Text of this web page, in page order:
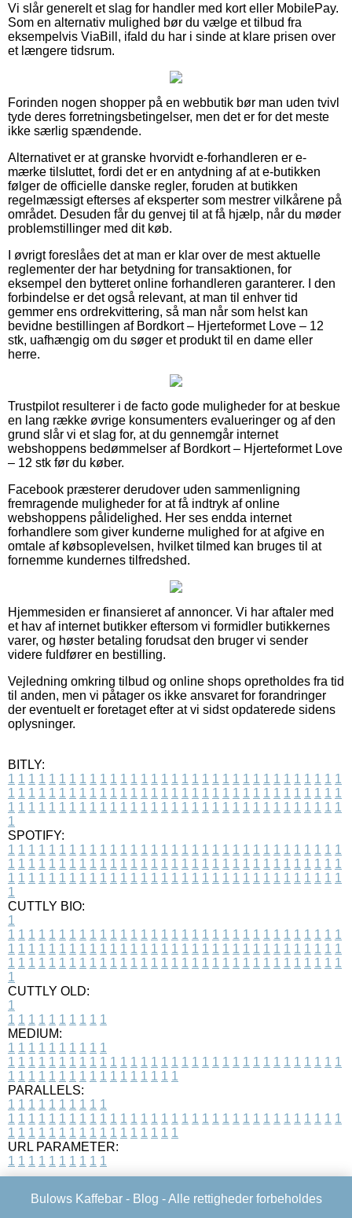
Vi slår generelt et slag for handler med kort eller MobilePay.
Som en alternativ mulighed bør du vælge et tilbud fra
eksempelvis ViaBill, ifald du har i sinde at klare prisen over
et længere tidsrum.
Forinden nogen shopper på en webbutik bør man uden tvivl
tyde deres forretningsbetingelser, men det er for det meste
ikke særlig spændende.
Alternativet er at granske hvorvidt e-forhandleren er e-
mærke tilsluttet, fordi det er en antydning af at e-butikken
følger de officielle danske regler, foruden at butikken
regelmæssigt efterses af eksperter som mestrer vilkårene på
området. Desuden får du genvej til at få hjælp, når du møder
problemstillinger med dit køb.
I øvrigt foreslåes det at man er klar over de mest aktuelle
reglementer der har betydning for transaktionen, for
eksempel den bytteret online forhandleren garanterer. I den
forbindelse er det også relevant, at man til enhver tid
gemmer ens ordrekvittering, så man når som helst kan
bevidne bestillingen af Bordkort – Hjerteformet Love – 12
stk, uafhængig om du søger et produkt til en dame eller
herre.
Trustpilot resulterer i de facto gode muligheder for at beskue
en lang række øvrige konsumenters evalueringer og af den
grund slår vi et slag for, at du gennemgår internet
webshoppens bedømmelser af Bordkort – Hjerteformet Love
– 12 stk før du køber.
Facebook præsterer derudover uden sammenligning
fremragende muligheder for at få indtryk af online
webshoppens pålidelighed. Her ses endda internet
forhandlere som giver kunderne mulighed for at afgive en
omtale af købsoplevelsen, hvilket tilmed kan bruges til at
fornemme kundernes tilfredshed.
Hjemmesiden er finansieret af annoncer. Vi har aftaler med
et hav af internet butikker eftersom vi formidler butikkernes
varer, og høster betaling forudsat den bruger vi sender
videre fuldfører en bestilling.
Vejledning omkring tilbud og online shops opretholdes fra tid
til anden, men vi påtager os ikke ansvaret for forandringer
der eventuelt er foretaget efter at vi sidst opdaterede sidens
oplysninger.
BITLY:
1 1 1 1 1 1 1 1 1 1 1 1 1 1 1 1 1 1 1 1 1 1 1 1 1 1 1 1 1 1 1 1 1
1 1 1 1 1 1 1 1 1 1 1 1 1 1 1 1 1 1 1 1 1 1 1 1 1 1 1 1 1 1 1 1 1
1 1 1 1 1 1 1 1 1 1 1 1 1 1 1 1 1 1 1 1 1 1 1 1 1 1 1 1 1 1 1 1 1
1
SPOTIFY:
1 1 1 1 1 1 1 1 1 1 1 1 1 1 1 1 1 1 1 1 1 1 1 1 1 1 1 1 1 1 1 1 1
1 1 1 1 1 1 1 1 1 1 1 1 1 1 1 1 1 1 1 1 1 1 1 1 1 1 1 1 1 1 1 1 1
1 1 1 1 1 1 1 1 1 1 1 1 1 1 1 1 1 1 1 1 1 1 1 1 1 1 1 1 1 1 1 1 1
1
CUTTLY BIO:
1
1 1 1 1 1 1 1 1 1 1 1 1 1 1 1 1 1 1 1 1 1 1 1 1 1 1 1 1 1 1 1 1 1
1 1 1 1 1 1 1 1 1 1 1 1 1 1 1 1 1 1 1 1 1 1 1 1 1 1 1 1 1 1 1 1 1
1 1 1 1 1 1 1 1 1 1 1 1 1 1 1 1 1 1 1 1 1 1 1 1 1 1 1 1 1 1 1 1 1
1
CUTTLY OLD:
1
1 1 1 1 1 1 1 1 1 1
MEDIUM:
1 1 1 1 1 1 1 1 1 1
1 1 1 1 1 1 1 1 1 1 1 1 1 1 1 1 1 1 1 1 1 1 1 1 1 1 1 1 1 1 1 1 1
1 1 1 1 1 1 1 1 1 1 1 1 1 1 1 1 1
PARALLELS:
1 1 1 1 1 1 1 1 1 1
1 1 1 1 1 1 1 1 1 1 1 1 1 1 1 1 1 1 1 1 1 1 1 1 1 1 1 1 1 1 1 1 1
1 1 1 1 1 1 1 1 1 1 1 1 1 1 1 1 1
URL PARAMETER:
1 1 1 1 1 1 1 1 1 1
Bulows Kaffebar - Blog - Alle rettigheder forbeholdes